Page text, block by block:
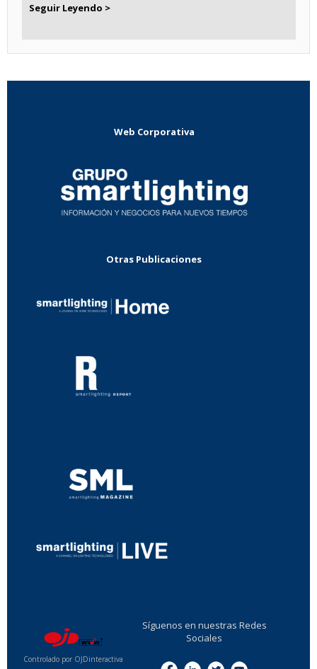
Seguir Leyendo >
Web Corporativa
Otras Publicaciones
Controlado por OJDinteractiva
Síguenos en nuestras Redes
Sociales